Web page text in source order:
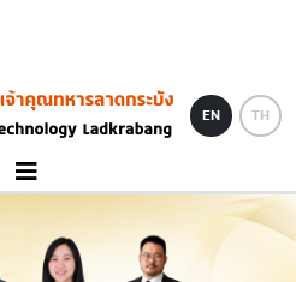
EN TH